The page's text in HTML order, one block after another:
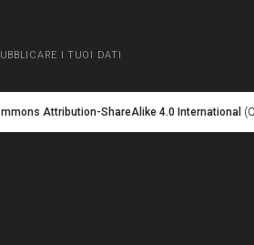
I TUOI DATI
Attribution-ShareAlike 4.0 International